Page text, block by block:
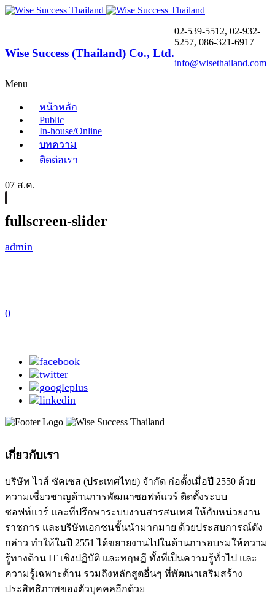
Wise Success (Thailand) Co., Ltd.
02-539-5512, 02-932-
5257, 086-321-6917
info@wisethailand.com
Menu
หน้าหลัก
Public
In-house/Online
บทความ
ติดต่อเรา
07 ส.ค.
fullscreen-slider
admin
|
|
0
เกี่ยวกับเรา
บริษัท ไวส์ ซัคเซส (ประเทศไทย) จำกัด ก่อตั้งเมื่อปี 2550 ด้วย
ความเชี่ยวชาญด้านการพัฒนาซอฟท์แวร์ ติดตั้งระบบ
ซอฟท์แวร์ และที่ปรึกษาระบบงานสารสนเทศ ให้กับหน่วยงาน
ราชการ และบริษัทเอกชนชั้นนำมากมาย ด้วยประสบการณ์ดัง
กล่าว ทำให้ในปี 2551 ได้ขยายงานไปในด้านการอบรมให้ความ
รู้ทางด้าน IT เชิงปฏิบัติ และทฤษฏี ทั้งที่เป็นความรู้ทั่วไป และ
ความรู้เฉพาะด้าน รวมถึงหลักสูตอื่นๆ ที่พัฒนาเสริมสร้าง
ประสิทธิภาพของตัวบุคคลอีกด้วย